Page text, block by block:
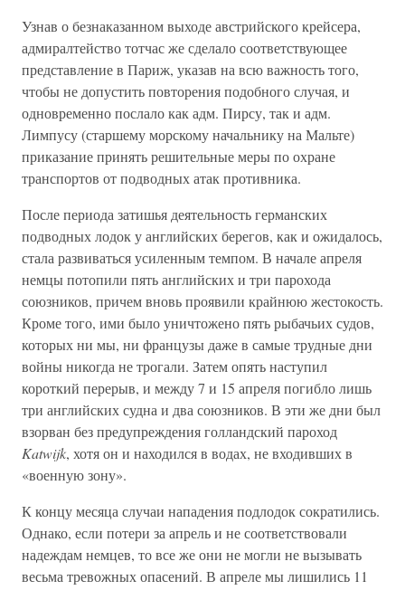
Узнав о безнаказанном выходе австрийского крейсера,
адмиралтейство тотчас же сделало соответствующее
представление в Париж, указав на всю важность того,
чтобы не допустить повторения подобного случая, и
одновременно послало как адм. Пирсу, так и адм.
Лимпусу (старшему морскому начальнику на Мальте)
приказание принять решительные меры по охране
транспортов от подводных атак противника.
После периода затишья деятельность германских
подводных лодок у английских берегов, как и ожидалось,
стала развиваться усиленным темпом. В начале апреля
немцы потопили пять английских и три парохода
союзников, причем вновь проявили крайнюю жестокость.
Кроме того, ими было уничтожено пять рыбачьих судов,
которых ни мы, ни французы даже в самые трудные дни
войны никогда не трогали. Затем опять наступил
короткий перерыв, и между 7 и 15 апреля погибло лишь
три английских судна и два союзников. В эти же дни был
взорван без предупреждения голландский пароход
Katwijk, хотя он и находился в водах, не входивших в
«военную зону».
К концу месяца случаи нападения подлодок сократились.
Однако, если потери за апрель и не соответствовали
надеждам немцев, то все же они не могли не вызывать
весьма тревожных опасений. В апреле мы лишились 11